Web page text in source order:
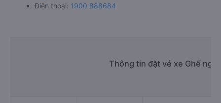
Điện thoại: 1900 888684
Thông tin đặt vé xe Ghế